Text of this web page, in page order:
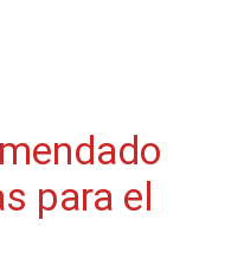
para el